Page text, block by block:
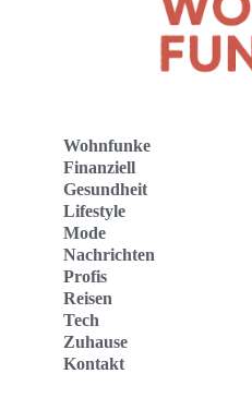
Wohnfunke
Finanziell
Gesundheit
Lifestyle
Mode
Nachrichten
Profis
Reisen
Tech
Zuhause
Kontakt